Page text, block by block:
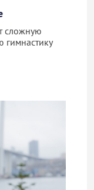
сложную
гимнастику